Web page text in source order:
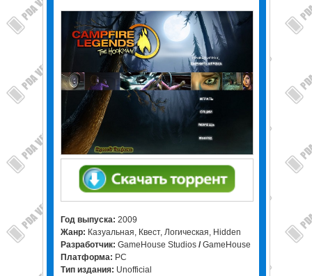
Год выпуска: 2009
Жанр: Казуальная, Квест, Логическая, Hidden
Разработчик: GameHouse Studios/GameHouse
Платформа: PC
Тип издания: Unofficial